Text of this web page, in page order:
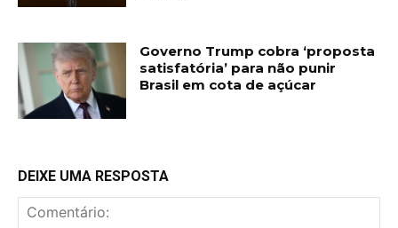
Governo Trump cobra ‘proposta
satisfatória’ para não punir
Brasil em cota de açúcar
DEIXE UMA RESPOSTA